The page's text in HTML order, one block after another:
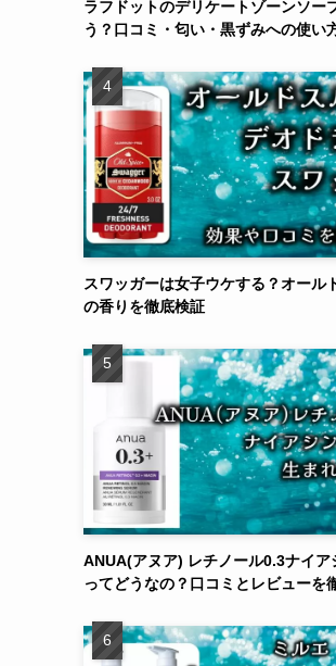
ラフドットのデリケートゾーンソー
う？口コミ・匂い・黒ずみへの使い
スワッガーは女子ウケする？オール
の香りを徹底検証
ANUA(アヌア) レチノール0.3ナイア
ってどうなの？口コミとレビューを